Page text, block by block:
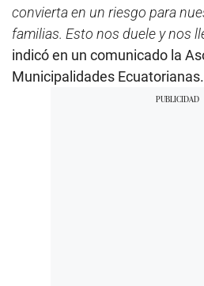
convierta en un riesgo para
familias. Esto nos duele y nos
indicó en un comunicado la
Municipalidades Ecuatorianas.